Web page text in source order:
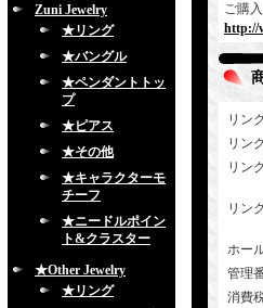
Zuni Jewelry
★リング
★バングル
★ペンダントトッ
プ
★ピアス
★その他
★キャラクターモ
チーフ
★ニードルポイン
ト&クラスター
★Other Jewelry
★リング
ご購
http://
リン
リン
リン
リン
ホー
管理
消費